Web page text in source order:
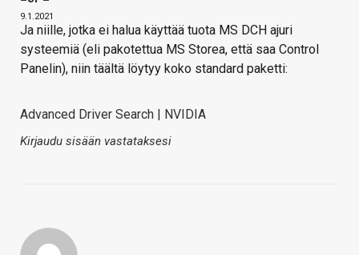
9.1.2021
Ja niille, jotka ei halua käyttää tuota MS DCH ajuri
systeemiä (eli pakotettua MS Storea, että saa Control
Panelin), niin täältä löytyy koko standard paketti:
Advanced Driver Search | NVIDIA
Kirjaudu sisään vastataksesi